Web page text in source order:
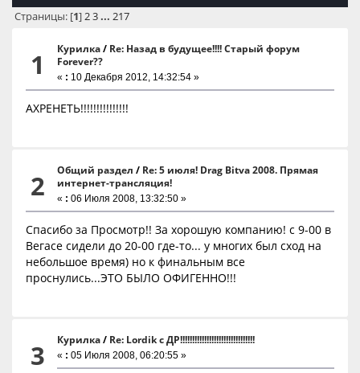
Страницы: [1]2 3 ... 217
1 Курилка / Re: Назад в будущее!!!! Старый форум
Forever??
« : 10 Декабря 2012, 14:32:54 »
АХРЕНЕТЬ!!!!!!!!!!!!!!!
2 Общий раздел / Re: 5 июля! Drag Bitva 2008. Прямая
интернет-трансляция!
« : 06 Июля 2008, 13:32:50 »
Спасибо за Просмотр!! За хорошую компанию! с 9-00 в
Вегасе сидели до 20-00 где-то... у многих был сход на
небольшое время) но к финальным все
проснулись...ЭТО БЫЛО ОФИГЕННО!!!
3 Курилка / Re: Lordik с ДР!!!!!!!!!!!!!!!!!!!!!!!!!!!!!!!
« : 05 Июля 2008, 06:20:55 »